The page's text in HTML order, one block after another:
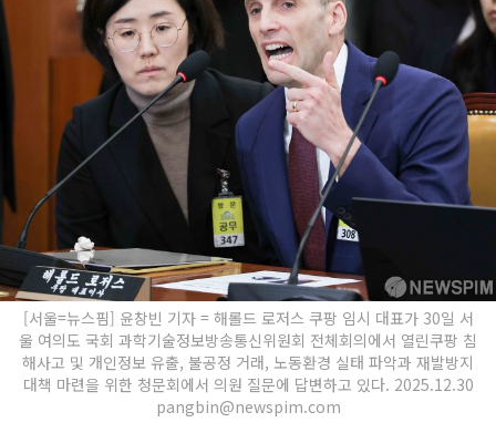
[서울=뉴스핌] 윤창빈 기자 = 해롤드 로저스 쿠팡 임시 대표가 30일 서
울 여의도 국회 과학기술정보방송통신위원회 전체회의에서 열린쿠팡 침
해사고 및 개인정보 유출, 불공정 거래, 노동환경 실태 파악과 재발방지
대책 마련을 위한 청문회에서 의원 질문에 답변하고 있다. 2025.12.30
pangbin@newspim.com